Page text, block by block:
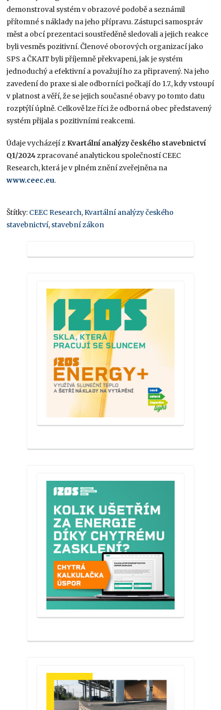
demonstroval systém v obrazové podobě a seznámil
přítomné s náklady na jeho přípravu. Zástupci samospráv
měst a obcí prezentaci soustředěně sledovali a jejich reakce
byli vesměs pozitivní. Členové oborových organizací jako
SPS a ČKAIT byli příjemně překvapeni, jak je systém
jednoduchý a efektivní a považují ho za připravený. Na jeho
zavedení do praxe si ale odborníci počkají do 1.7., kdy vstoupí
v platnost a věří, že se jejich současné obavy po tomto datu
rozptýlí úplně. Celkově lze říci že odborná obec představený
systém přijala s pozitivními reakcemi.
Údaje vycházejí z Kvartální analýzy českého stavebnictví
Q1/2024zpracované analytickou společností CEEC
Research, která je v plném znění zveřejněna na
www.ceec.eu.
Štítky: CEEC Research,Kvartální analýzy českého
stavebnictví, stavební zákon